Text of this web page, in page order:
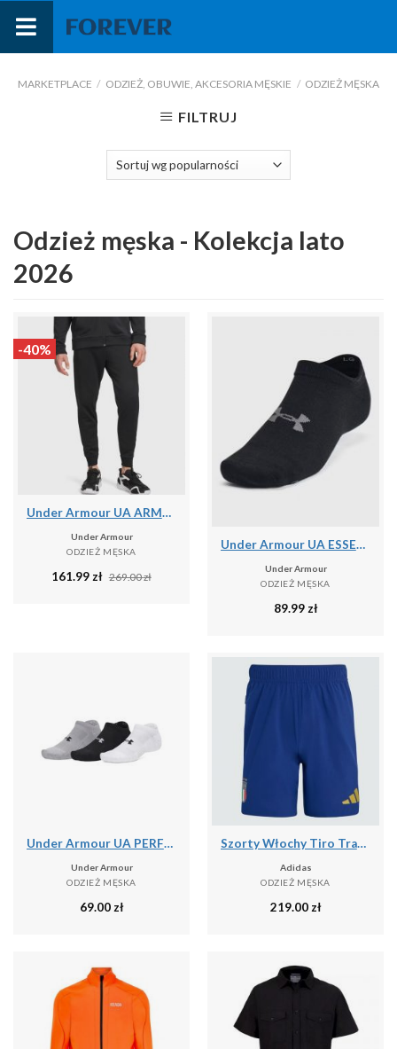
treści
MARKETPLACE / ODZIEŻ, OBUWIE, AKCESORIA MĘSKIE / ODZIEŻ MĘSKA
FILTRUJ
Odzież męska - Kolekcja lato
2026
-40%
Under Armour UA ARMOUR FLEECE JOGGERS Spodnie męskie
Under Armour
ODZIEŻ MĘSKA
161.99 zł 269.00zł
Under Armour UA ESSENTIAL NO SHOW 6PK Skarpety uniseks
Under Armour
ODZIEŻ MĘSKA
89.99 zł
Under Armour UA PERFORMANCE COTTON 3PK NS Skarpetki unisex
Under Armour
ODZIEŻ MĘSKA
69.00 zł
Szorty Włochy Tiro Travel
Adidas
ODZIEŻ MĘSKA
219.00 zł